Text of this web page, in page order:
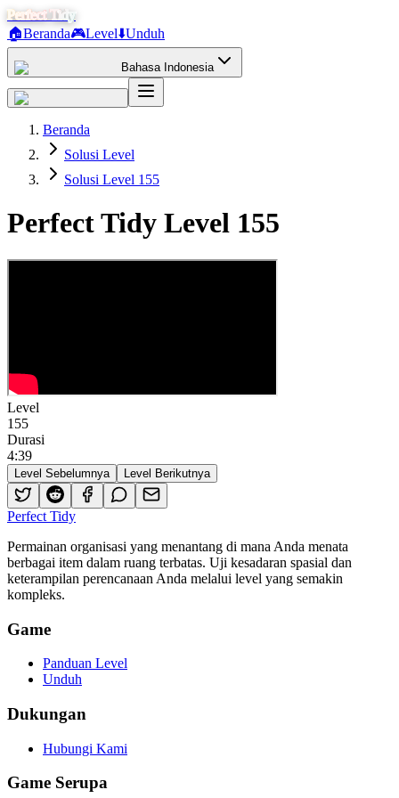
Perfect Tidy
🏠Beranda🎮Level⬇️Unduh
Bahasa Indonesia
Beranda
Solusi Level
Solusi Level 155
Perfect Tidy Level 155
Level
155
Durasi
4:39
Level Sebelumnya Level Berikutnya
Perfect Tidy
Permainan organisasi yang menantang di mana Anda menata
berbagai item dalam ruang terbatas. Uji kesadaran spasial dan
keterampilan perencanaan Anda melalui level yang semakin
kompleks.
Game
Panduan Level
Unduh
Dukungan
Hubungi Kami
Game Serupa